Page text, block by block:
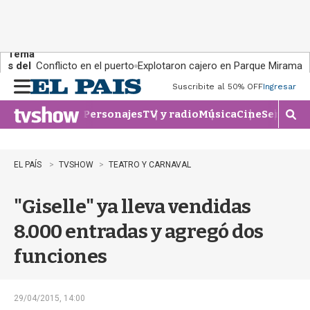
Tema
s del
día:
Conflicto en el puerto Explotaron cajero en Parque Miramar
n
u
Suscribite al 50% OFFIngresar
PersonajesTV y radioMúsicaCineSeries
M
o
EL PAÍS TVSHOW TEATRO Y CARNAVAL
"Giselle" ya lleva vendidas
8.000 entradas y agregó dos
funciones
29/04/2015, 14:00